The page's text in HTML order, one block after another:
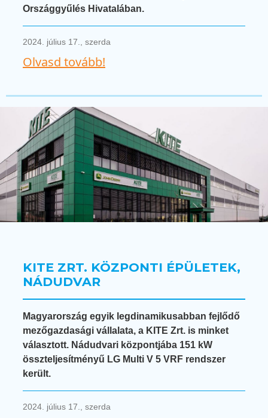
Országgyűlés Hivatalában.
2024. július 17., szerda
Olvasd tovább!
KITE ZRT. KÖZPONTI ÉPÜLETEK,
NÁDUDVAR
Magyarország egyik legdinamikusabban fejlődő
mezőgazdasági vállalata, a KITE Zrt. is minket
választott. Nádudvari központjába 151 kW
összteljesítményű LG Multi V 5 VRF rendszer
került.
2024. július 17., szerda